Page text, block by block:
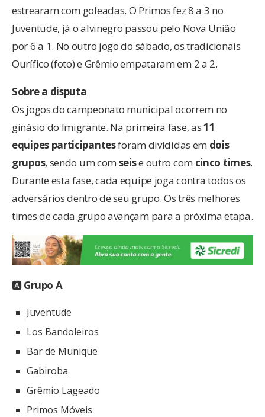
estrearam com goleadas. O Primos fez 8 a 3 no
Juventude, já o alvinegro passou pelo Nova União
por 6 a 1. No outro jogo do sábado, os tradicionais
Ourífico (foto) e Grêmio empataram em 2 a 2.
Sobre a disputa
Os jogos do campeonato municipal ocorrem no
ginásio do Imigrante. Na primeira fase, as11
equipes participantesforam divididas em dois
grupos, sendo um com seise outro com cinco times.
Durante esta fase, cada equipe joga contra todos os
adversários dentro de seu grupo. Os três melhores
times de cada grupo avançam para a próxima etapa.
🅰Grupo A
Juventude
Los Bandoleiros
Bar de Munique
Gabiroba
Grêmio Lageado
Primos Móveis